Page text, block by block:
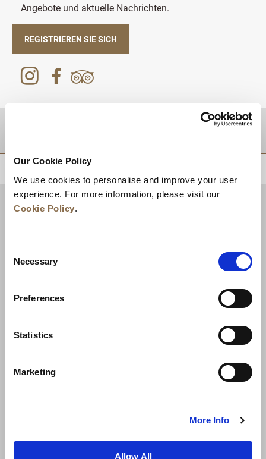
Our Cookie Policy
We use cookies to personalise and improve your user
experience. For more information, please visit our
Cookie Policy.
Selection
Necessary
Preferences
Statistics
Marketing
More Info
Allow All
Angebote und aktuelle Nachrichten.
REGISTRIEREN SIE SICH
Neuigkeiten